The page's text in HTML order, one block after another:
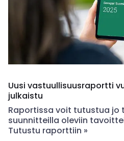
Uusi vastuullisuusraportti
julkaistu
Raportissa voit tutustua jo
suunnitteilla oleviin
Tutustu raporttiin »